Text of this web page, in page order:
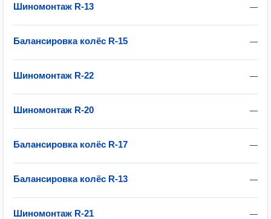
—
Шиномонтаж R-13
—
Балансировка колёс R-15
—
Шиномонтаж R-22
—
Шиномонтаж R-20
—
Балансировка колёс R-17
—
Балансировка колёс R-13
—
Шиномонтаж R-21